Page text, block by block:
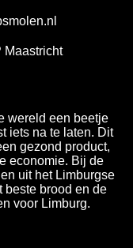
Maastricht
wereld een beetje
iets na te laten. Dit
gezond product,
economie. Bij de
uit het Limburgse
beste brood en de
voor Limburg.